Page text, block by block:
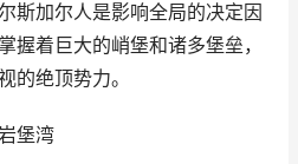
斯加尔人是影响全局的决定因
握着巨大的峭堡和诸多堡垒，
的绝顶势力。
堡湾